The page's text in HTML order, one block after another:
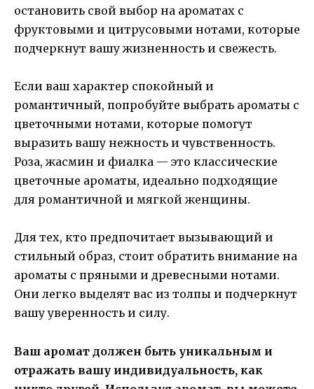
остановить свой выбор на ароматах с
фруктовыми и цитрусовыми нотами, которые
подчеркнут вашу жизненность и свежесть.
Если ваш характер спокойный и
романтичный, попробуйте выбрать ароматы с
цветочными нотами, которые помогут
выразить вашу нежность и чувственность.
Роза, жасмин и фиалка — это классические
цветочные ароматы, идеально подходящие
для романтичной и мягкой женщины.
Для тех, кто предпочитает вызывающий и
стильный образ, стоит обратить внимание на
ароматы с пряными и древесными нотами.
Они легко выделят вас из толпы и подчеркнут
вашу уверенность и силу.
Ваш аромат должен быть уникальным и
отражать вашу индивидуальность, как